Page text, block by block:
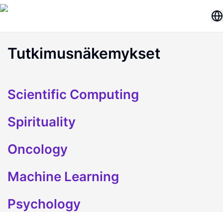
Tutkimusnäkemykset
Scientific Computing
Spirituality
Oncology
Machine Learning
Psychology